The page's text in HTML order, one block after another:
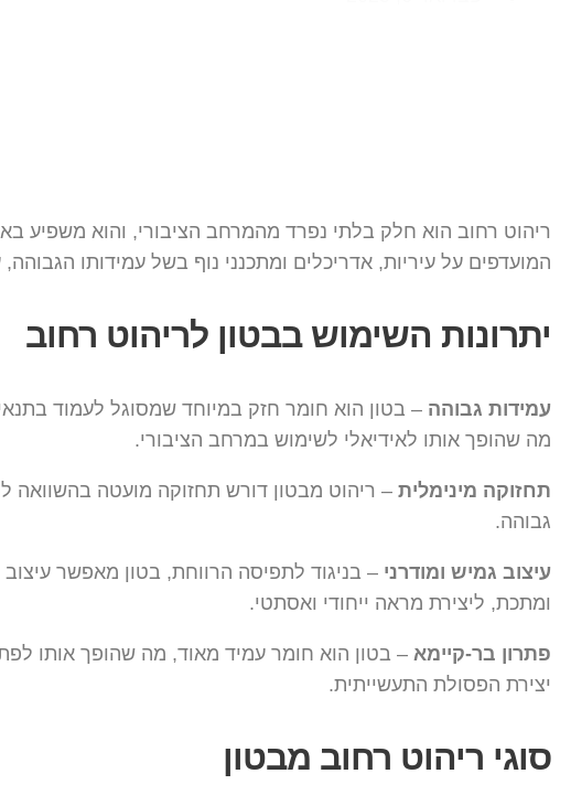
ריהוט רחוב הוא חלק בלתי נפרד מהמרחב הציבורי, והוא משפיע
המועדפים על עיריות, אדריכלים ומתכנני נוף בשל עמידותו הגבוהה,
יתרונות השימוש בבטון לריהוט רחוב
עמידות גבוהה – בטון הוא חומר חזק במיוחד שמסוגל לעמוד
מה שהופך אותו לאידיאלי לשימוש במרחב הציבורי.
תחזוקה מינימלית – ריהוט מבטון דורש תחזוקה מועטה בהשוואה
גבוהה.
עיצוב גמיש ומודרני – בניגוד לתפיסה הרווחת, בטון מאפשר עיצוב
ומתכת, ליצירת מראה ייחודי ואסתטי.
פתרון בר-קיימא – בטון הוא חומר עמיד מאוד, מה שהופך אותו
יצירת הפסולת התעשייתית.
סוגי ריהוט רחוב מבטון